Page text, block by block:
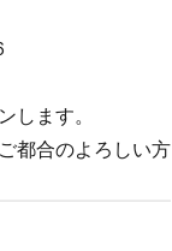
します。
都合のよろしい方